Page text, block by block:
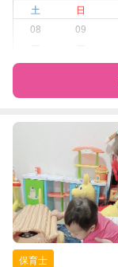
障がい児対応
レッスン
（定期特典）
土 日
08
09
特徴 料金
サポートの特徴
資格
保育士